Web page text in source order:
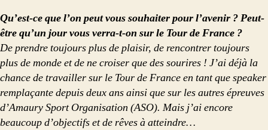
Qu’est-ce que l’on peut vous souhaiter pour l’avenir ? Peut-
être qu’un jour vous verra-t-on sur le Tour de France ?
De prendre toujours plus de plaisir, de rencontrer toujours
plus de monde et de ne croiser que des sourires ! J’ai déjà la
chance de travailler sur le Tour de France en tant que speaker
remplaçante depuis deux ans ainsi que sur les autres épreuves
d’Amaury Sport Organisation (ASO). Mais j’ai encore
beaucoup d’objectifs et de rêves à atteindre…